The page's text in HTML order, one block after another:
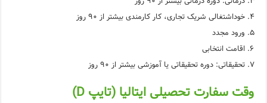
خوداشتغالی شریک تجاری، کار کارمندی بیشتر از 90 روز
ورود مجدد
اقامت انتخابی
تحقیقاتی: دوره تحقیقاتی یا آموزشی بیشتر از 90 روز
وقت سفارت تحصیلی ایتالیا (تایپ D)